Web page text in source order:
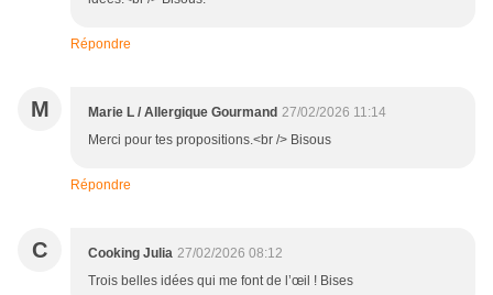
Répondre
M Marie L / Allergique Gourmand 27/02/2026 11:14
Merci pour tes propositions.<br /> Bisous
Répondre
C Cooking Julia 27/02/2026 08:12
Trois belles idées qui me font de l’œil ! Bises